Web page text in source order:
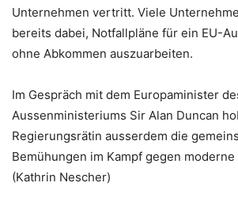
Unternehmen vertritt. Viele
bereits dabei, Notfallpläne für ein EU-
ohne Abkommen auszuarbeiten.
Im Gespräch mit dem Europaminister
Aussenministeriums Sir Alan Duncan
Regierungsrätin ausserdem die
Bemühungen im Kampf gegen
(Kathrin Nescher)